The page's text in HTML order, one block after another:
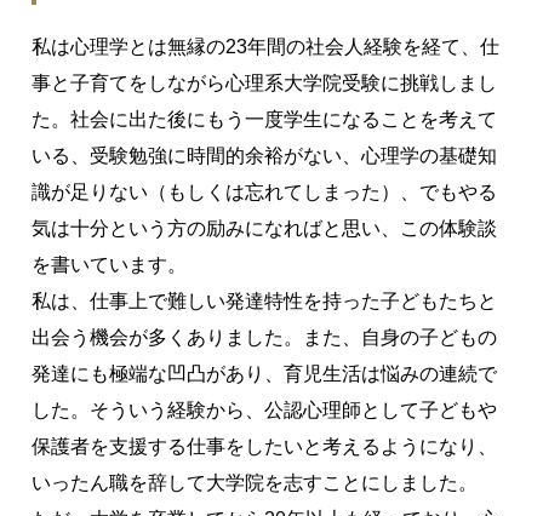
私は心理学とは無縁の23年間の社会人経験を経て、仕
事と子育てをしながら心理系大学院受験に挑戦しまし
た。社会に出た後にもう一度学生になることを考えて
いる、受験勉強に時間的余裕がない、心理学の基礎知
識が足りない（もしくは忘れてしまった）、でもやる
気は十分という方の励みになればと思い、この体験談
を書いています。
私は、仕事上で難しい発達特性を持った子どもたちと
出会う機会が多くありました。また、自身の子どもの
発達にも極端な凹凸があり、育児生活は悩みの連続で
した。そういう経験から、公認心理師として子どもや
保護者を支援する仕事をしたいと考えるようになり、
いったん職を辞して大学院を志すことにしました。